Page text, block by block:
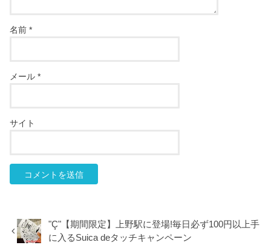
名前*
メール*
サイト
"Ç"【期間限定】上野駅に登場!毎日必ず100円以上手
に入るSuica deタッチキャンペーン